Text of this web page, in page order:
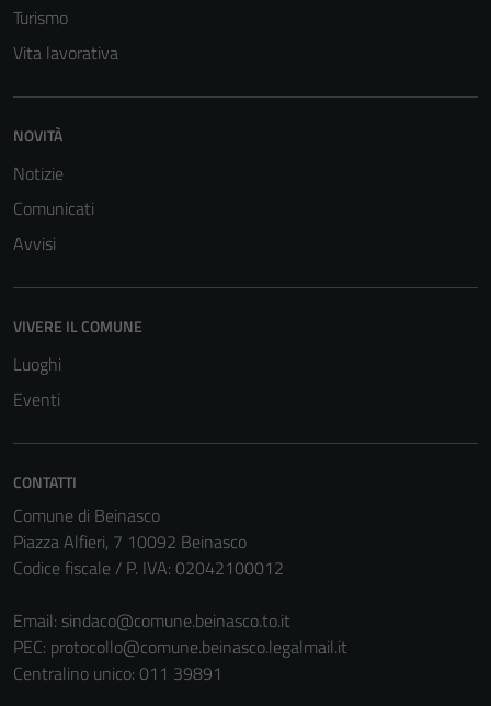
Turismo
Vita lavorativa
NOVITÀ
Notizie
Comunicati
Avvisi
VIVERE IL COMUNE
Luoghi
Eventi
CONTATTI
Comune di Beinasco
Piazza Alfieri, 7 10092 Beinasco
Codice fiscale / P. IVA: 02042100012
Email: sindaco@comune.beinasco.to.it
PEC: protocollo@comune.beinasco.legalmail.it
Centralino unico: 011 39891
disabilitati.